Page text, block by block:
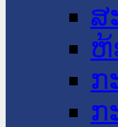
ສ
ຫ້
ກ
ກ